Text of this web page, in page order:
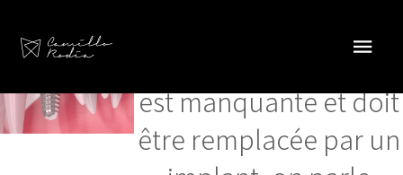
Lorsqu’une seule dent
est manquante et doit
être remplacée par un